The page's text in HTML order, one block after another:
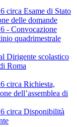
circa Esame di Stato
delle domande
- Convocazione
quadrimestrale
Dirigente scolastico
Roma
circa Richiesta,
dell’assemblea di
circa Disponibilità